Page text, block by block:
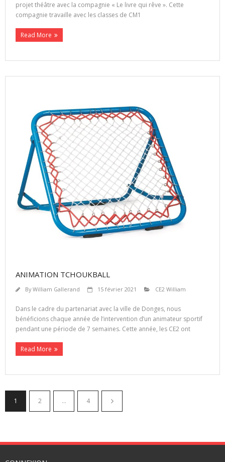
projet théâtre avec la compagnie « Le livre qui rêve ». Cette
compagnie travaille avec les classes de CM1
Read More
ANIMATION TCHOUKBALL
ByWilliam Gallerand 15 février 2021 CE2 William
Dans le cadre du partenariat avec la ville de Donges, nous
bénéficions chaque année de l’intervention d’un animateur sportif
pendant une période de 7 semaines. Cette année, les CE2 ont
Read More
1 2 … 4